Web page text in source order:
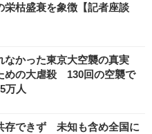
枯盛衰を象徴【記者座談
なかった東京大空襲の真実
の大虐殺 130回の空襲で
万人
存できず 未知も含め全国に